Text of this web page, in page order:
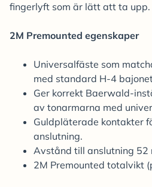
fingerlyft som är lätt att ta upp.
2M Premounted egenskaper
Universalfäste som
med standard H-4
Ger korrekt Baerwald-
av tonarmarna med
Guldpläterade kontakter
anslutning.
Avstånd till anslutning 52
2M Premounted totalvikt